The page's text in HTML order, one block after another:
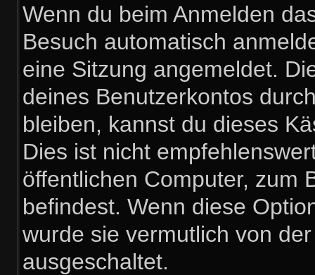
Wenn du beim Anmelden
Besuch automatisch
eine Sitzung angemeldet.
deines Benutzerkontos
bleiben, kannst du dieses
Dies ist nicht
öffentlichen Computer, zum
befindest. Wenn diese
wurde sie vermutlich von
ausgeschaltet.